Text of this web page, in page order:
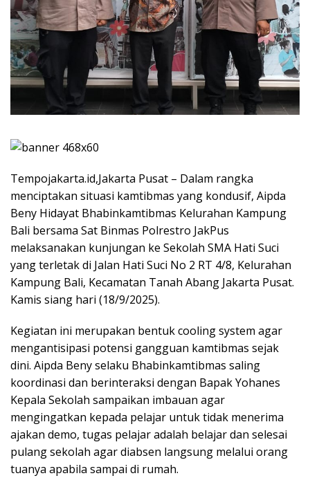
Tempojakarta.id,Jakarta Pusat – Dalam rangka
menciptakan situasi kamtibmas yang kondusif, Aipda
Beny Hidayat Bhabinkamtibmas Kelurahan Kampung
Bali bersama Sat Binmas Polrestro JakPus
melaksanakan kunjungan ke Sekolah SMA Hati Suci
yang terletak di Jalan Hati Suci No 2 RT 4/8, Kelurahan
Kampung Bali, Kecamatan Tanah Abang Jakarta Pusat.
Kamis siang hari (18/9/2025).
Kegiatan ini merupakan bentuk cooling system agar
mengantisipasi potensi gangguan kamtibmas sejak
dini. Aipda Beny selaku Bhabinkamtibmas saling
koordinasi dan berinteraksi dengan Bapak Yohanes
Kepala Sekolah sampaikan imbauan agar
mengingatkan kepada pelajar untuk tidak menerima
ajakan demo, tugas pelajar adalah belajar dan selesai
pulang sekolah agar diabsen langsung melalui orang
tuanya apabila sampai di rumah.